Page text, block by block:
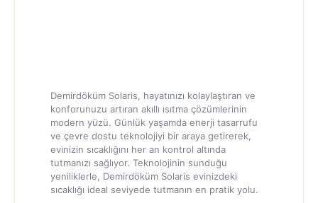
Demirdöküm Solaris, hayatınızı kolaylaştıran ve
konforunuzu artıran akıllı ısıtma çözümlerinin
modern yüzü. Günlük yaşamda enerji tasarrufu
ve çevre dostu teknolojiyi bir araya getirerek,
evinizin sıcaklığını her an kontrol altında
tutmanızı sağlıyor. Teknolojinin sunduğu
yeniliklerle, Demirdöküm Solaris evinizdeki
sıcaklığı ideal seviyede tutmanın en pratik yolu.